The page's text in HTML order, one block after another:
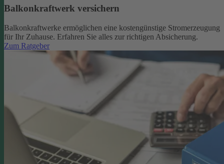
Balkonkraftwerk versichern
Balkonkraftwerke ermöglichen eine kostengünstige Stromerzeugung
für Ihr Zuhause. Erfahren Sie alles zur richtigen Absicherung.
Zum Ratgeber